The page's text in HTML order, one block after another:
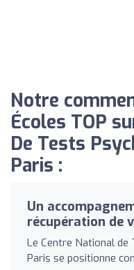
Notre
Écoles TOP
De Tests
Paris :
Un
récupération de
Le Centre National de
Paris se positionne